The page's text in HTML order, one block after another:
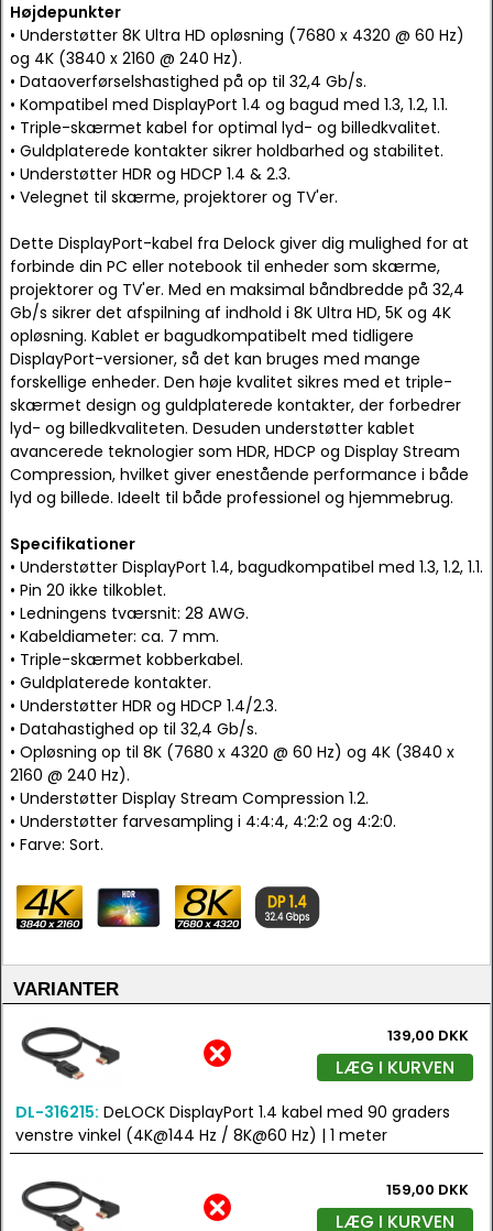
Højdepunkter
• Understøtter 8K Ultra HD opløsning (7680 x 4320 @ 60 Hz)
og 4K (3840 x 2160 @ 240 Hz).
• Dataoverførselshastighed på op til 32,4 Gb/s.
• Kompatibel med DisplayPort 1.4 og bagud med 1.3, 1.2, 1.1.
• Triple-skærmet kabel for optimal lyd- og billedkvalitet.
• Guldplaterede kontakter sikrer holdbarhed og stabilitet.
• Understøtter HDR og HDCP 1.4 & 2.3.
• Velegnet til skærme, projektorer og TV'er.
Dette DisplayPort-kabel fra Delock giver dig mulighed for at
forbinde din PC eller notebook til enheder som skærme,
projektorer og TV'er. Med en maksimal båndbredde på 32,4
Gb/s sikrer det afspilning af indhold i 8K Ultra HD, 5K og 4K
opløsning. Kablet er bagudkompatibelt med tidligere
DisplayPort-versioner, så det kan bruges med mange
forskellige enheder. Den høje kvalitet sikres med et triple-
skærmet design og guldplaterede kontakter, der forbedrer
lyd- og billedkvaliteten. Desuden understøtter kablet
avancerede teknologier som HDR, HDCP og Display Stream
Compression, hvilket giver enestående performance i både
lyd og billede. Ideelt til både professionel og hjemmebrug.
Specifikationer
• Understøtter DisplayPort 1.4, bagudkompatibel med 1.3, 1.2, 1.1.
• Pin 20 ikke tilkoblet.
• Ledningens tværsnit: 28 AWG.
• Kabeldiameter: ca. 7 mm.
• Triple-skærmet kobberkabel.
• Guldplaterede kontakter.
• Understøtter HDR og HDCP 1.4/2.3.
• Datahastighed op til 32,4 Gb/s.
• Opløsning op til 8K (7680 x 4320 @ 60 Hz) og 4K (3840 x
2160 @ 240 Hz).
• Understøtter Display Stream Compression 1.2.
• Understøtter farvesampling i 4:4:4, 4:2:2 og 4:2:0.
• Farve: Sort.
VARIANTER
139,00 DKK
LÆG I KURVEN
DL-316215: DeLOCK DisplayPort 1.4 kabel med 90 graders
venstre vinkel (4K@144 Hz / 8K@60 Hz) | 1 meter
159,00 DKK
LÆG I KURVEN